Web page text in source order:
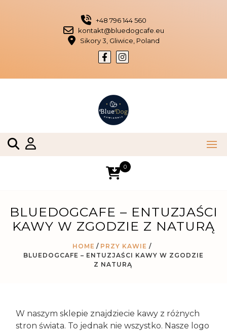
+48 796 144 560
kontakt@bluedogcafe.eu
Sikory 3, Gliwice, Poland
0
BLUEDOGCAFE – ENTUZJAŚCI
KAWY W ZGODZIE Z NATURĄ
HOME PRZY KAWIE /
BLUEDOGCAFE – ENTUZJAŚCI KAWY W ZGODZIE
Z NATURĄ
W naszym sklepie znajdziecie kawy z różnych
stron świata. To jednak nie wszystko. Nasze logo